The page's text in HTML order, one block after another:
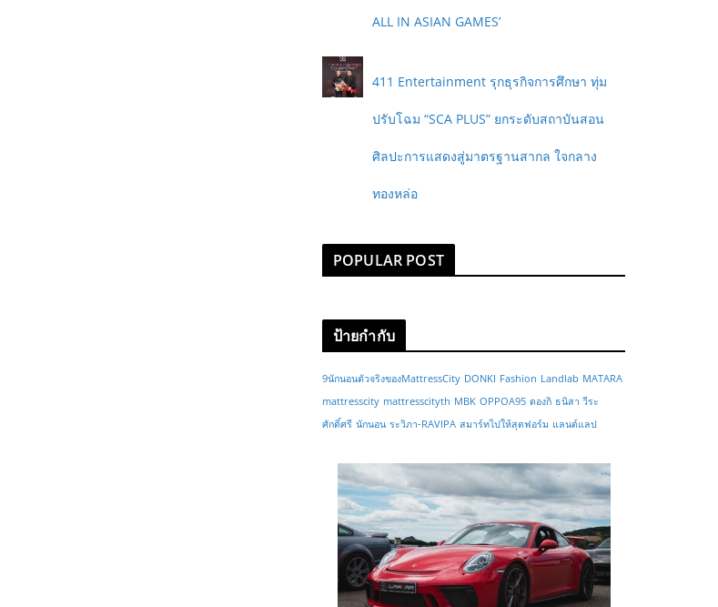
ALL IN ASIAN GAMES’
411 Entertainment รุกธุรกิจการศึกษา ทุ่ม
ปรับโฉม “SCA PLUS” ยกระดับสถาบันสอน
ศิลปะการแสดงสู่มาตรฐานสากล ใจกลาง
ทองหล่อ
POPULAR POST
ป้ายกำกับ
9นักนอนตัวจริงของMattressCity DONKI Fashion Landlab MATARA
mattresscity mattresscityth MBK OPPOA95 ดองกิ ธนิสา วีระ
ศักดิ์ศรี นักนอน ระวิภา-RAVIPA สมาร์ทไปให้สุดฟอร์ม แลนด์แลป